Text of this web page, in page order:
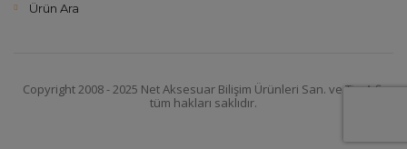
Ürün Ara
Copyright 2008 - 2025 Net Aksesuar Bilişim Ürünleri San. ve Tic. A.Ş.
tüm hakları saklıdır.